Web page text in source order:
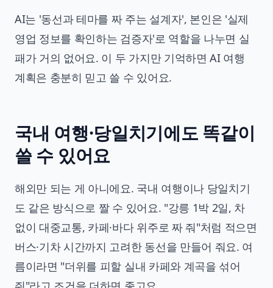
AI는 '동선과 테마를 짜 주는 설계자', 본인은 '실제
영업 정보를 확인하는 검증자'로 역할을 나누면 실
패가 거의 없어요. 이 두 가지만 기억하면 AI 여행
계획은 충분히 믿고 쓸 수 있어요.
국내 여행·당일치기에도 똑같이
쓸 수 있어요
해외만 되는 게 아니에요. 국내 여행이나 당일치기
도 같은 방식으로 짤 수 있어요. "강릉 1박 2일, 차
없이 대중교통, 카페·바다 위주로 짜 줘"처럼 적으면
버스·기차 시간까지 고려한 동선을 만들어 줘요. 여
름이라면 "더위를 피할 실내 카페와 계곡을 섞어